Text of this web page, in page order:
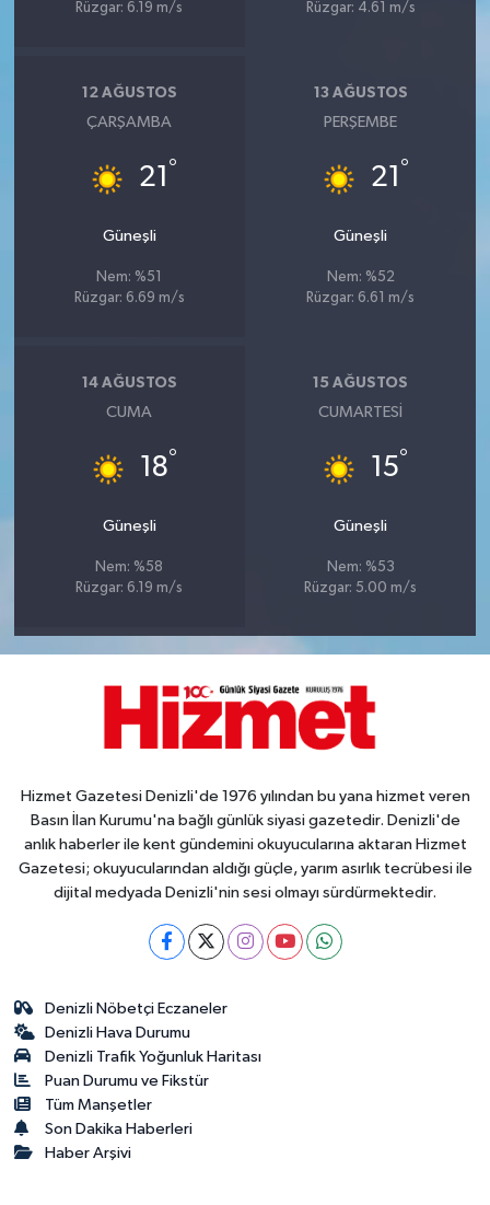
Rüzgar: 6.19 m/s
Rüzgar: 4.61 m/s
12 AĞUSTOS
ÇARŞAMBA
21 °
Güneşli
Nem: %51
Rüzgar: 6.69 m/s
13 AĞUSTOS
PERŞEMBE
21 °
Güneşli
Nem: %52
Rüzgar: 6.61 m/s
14 AĞUSTOS
CUMA
18°
Güneşli
Nem: %58
Rüzgar: 6.19 m/s
15 AĞUSTOS
CUMARTESI
15°
Güneşli
Nem: %53
Rüzgar: 5.00 m/s
Hizmet Gazetesi Denizli'de 1976 yılından bu yana hizmet veren
Basın İlan Kurumu'na bağlı günlük siyasi gazetedir. Denizli'de
anlık haberler ile kent gündemini okuyucularına aktaran Hizmet
Gazetesi; okuyucularından aldığı güçle, yarım asırlık tecrübesi ile
dijital medyada Denizli'nin sesi olmayı sürdürmektedir.
Denizli Nöbetçi Eczaneler
Denizli Hava Durumu
Denizli Trafik Yoğunluk Haritası
Puan Durumu ve Fikstür
Tüm Manşetler
Son Dakika Haberleri
Haber Arşivi